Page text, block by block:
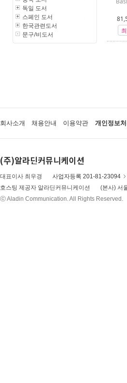
독일 도서
스페인 도서
한국관련도서
문구/비도서
회사소개 채용안내 이용약관 개인정보
(주)알라딘커뮤니케이션
대표이사 최우경 사업자등록 201-81-23094
호스팅 제공자 알라딘커뮤니케이션
(본사) 서
ⓒ Aladin Communication. All Rights Reserved.